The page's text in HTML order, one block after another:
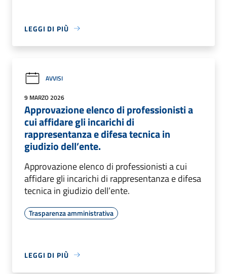
LEGGI DI PIÙ
AVVISI
9 MARZO 2026
Approvazione elenco di professionisti a
cui affidare gli incarichi di
rappresentanza e difesa tecnica in
giudizio dell’ente.
Approvazione elenco di professionisti a cui
affidare gli incarichi di rappresentanza e difesa
tecnica in giudizio dell’ente.
Trasparenza amministrativa
LEGGI DI PIÙ